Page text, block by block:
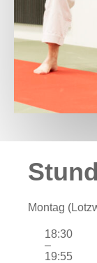
Montag
18:30
–
19:55